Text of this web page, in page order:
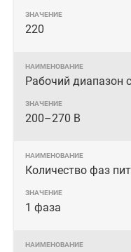
220
Рабочий диапазон
200–270 В
Количество фаз
1 фаза